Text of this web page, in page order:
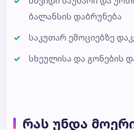
ბალანსის დაბრუნება
საკუთარ ემოციებზე
სხეულისა და გონების
რას უნდა